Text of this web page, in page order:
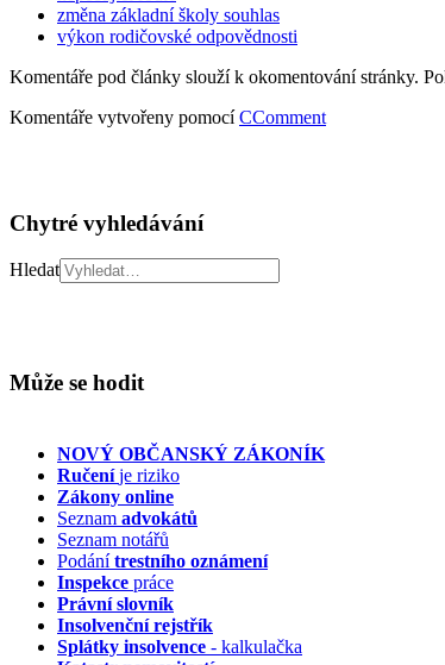
změna základní školy souhlas
výkon rodičovské odpovědnosti
Komentáře pod články slouží k okomentování stránky.
Komentáře vytvořeny pomocíCComment
Chytré vyhledávání
Hledat
Může se hodit
NOVÝ OBČANSKÝ ZÁKONÍK
Ručeníje riziko
Zákony online
Seznam advokátů
Seznam notářů
Podánítrestního oznámení
Inspekce práce
Právní slovník
Insolvenčnírejstřík
Splátky insolvence - kalkulačka